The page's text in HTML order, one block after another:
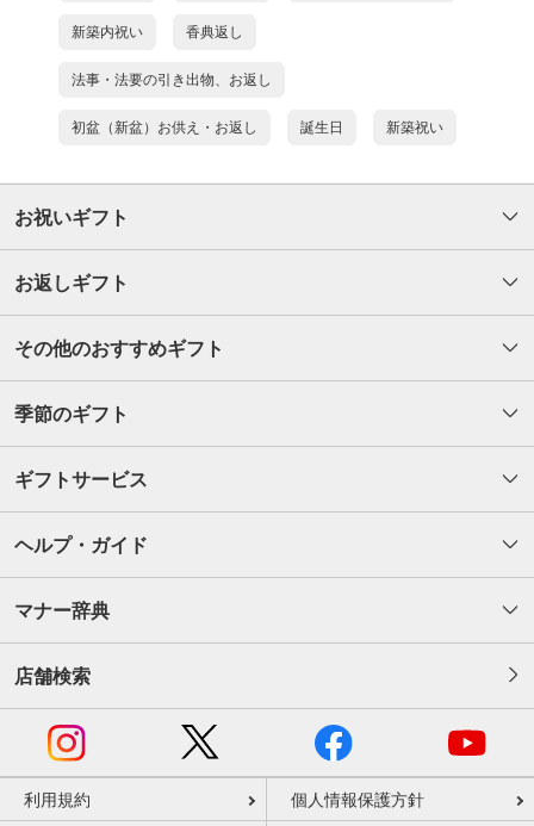
新築内祝い 香典返し
法事・法要の引き出物、お返し
初盆（新盆）お供え・お返し 誕生日 新築祝い
お祝いギフト
お返しギフト
その他のおすすめギフト
季節のギフト
ギフトサービス
ヘルプ・ガイド
マナー辞典
店舗検索
利用規約 個人情報保護方針